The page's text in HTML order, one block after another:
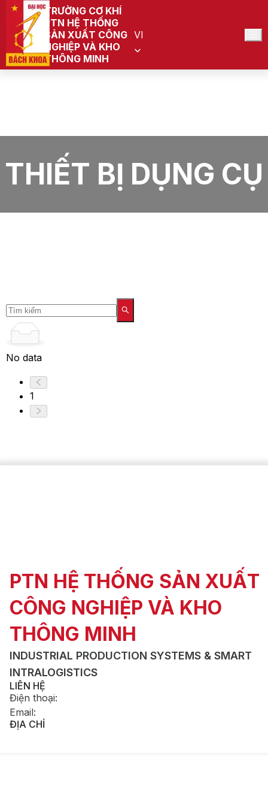
TRƯỜNG CƠ KHÍ
PTN HỆ THỐNG
SẢN XUẤT CÔNG
NGHIỆP VÀ KHO
THÔNG MINH
VI
THIẾT BỊ DỤNG CỤ
No data
1
PTN HỆ THỐNG SẢN XUẤT
CÔNG NGHIỆP VÀ KHO
THÔNG MINH
INDUSTRIAL PRODUCTION SYSTEMS & SMART
INTRALOGISTICS
LIÊN HỆ
Điện thoại:
Email:
ĐỊA CHỈ